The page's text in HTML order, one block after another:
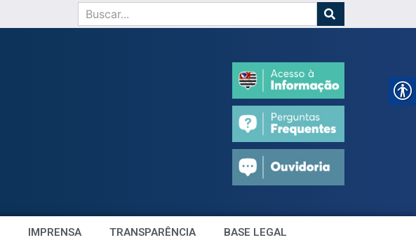
IMPRENSA TRANSPARÊNCIA BASE LEGAL